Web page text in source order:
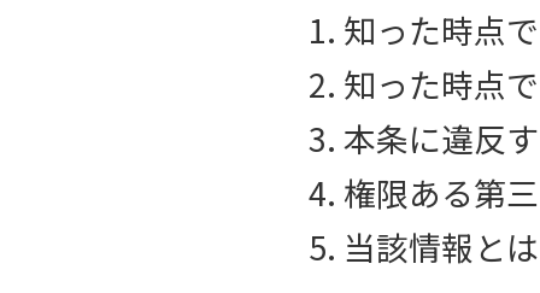
知った時点
知った時点
本条に違反
権限ある第
当該情報と